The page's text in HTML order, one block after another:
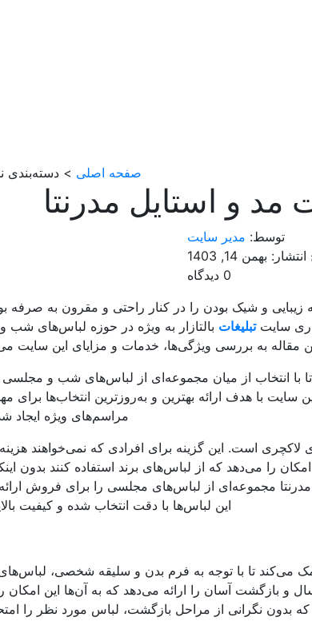
صفحه اصلی > دسته‌بندی
و استایل مدرنتا
توسط: مدیر سایت
بهمن 14, 1403
0 دیدگاه
زیبایی و شیک بودن را در کنار راحتی و مقرون به صرفه
سایتتبلیغات بالتازار به ویژه در حوزه لباس‌های
مقاله به بررسی ویژگی‌ها، خدمات و مزایای این سایت
تا با انتخاب از میان مجموعه‌ای از لباس‌های شب و مجلسی
با هدف ارائه بهترین و به‌روزترین انتخاب‌ها برای
مراسم‌های ویژه ایجاد
است. این گزینه برای افرادی که نمی‌خواهند
را می‌دهد که از لباس‌های برند استفاده کنند بدون
مدرنتا مجموعه‌ای از لباس‌های مجلسی را برای فروش
این لباس‌ها با دقت انتخاب شده و کیفیت
می‌کند تا با توجه به فرم بدن و سلیقه شخصی،
و بازگشت آسان را ارائه می‌دهد که به آن‌ها این امکان
که بدون نگرانی از مراحل بازگشت، لباس مورد نظر را